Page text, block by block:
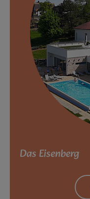
Das Eisenberg